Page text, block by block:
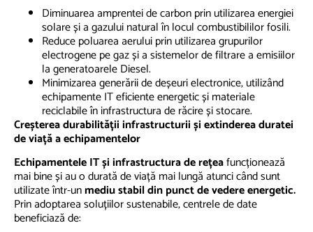
Diminuarea amprentei de carbon prin utilizarea energiei
solare și a gazului natural în locul combustibililor fosili.
Reduce poluarea aerului prin utilizarea grupurilor
electrogene pe gaz și a sistemelor de filtrare a emisiilor
la generatoarele Diesel.
Minimizarea generării de deșeuri electronice, utilizând
echipamente IT eficiente energetic și materiale
reciclabile în infrastructura de răcire și stocare.
Creșterea durabilității infrastructurii și extinderea duratei
de viață a echipamentelor
Echipamentele IT și infrastructura de rețeafuncționează
mai bine și au o durată de viață mai lungă atunci când sunt
utilizate într-unmediu stabil din punct de vedere energetic.
Prin adoptarea soluțiilor sustenabile, centrele de date
beneficiază de: